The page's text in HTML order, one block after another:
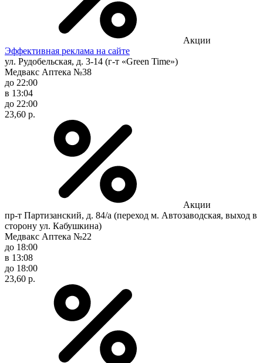
Акции
Эффективная реклама на сайте
ул. Рудобельская, д. 3-14 (г-т «Green Time»)
Медвакс Аптека №38
до 22:00
в 13:04
до 22:00
23,60 р.
Акции
пр-т Партизанский, д. 84/а (переход м. Автозаводская, выход в
сторону ул. Кабушкина)
Медвакс Аптека №22
до 18:00
в 13:08
до 18:00
23,60 р.